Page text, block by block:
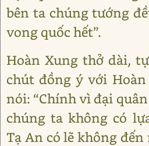
bên ta chúng tướng
vong quốc hết”.
Hoàn Xung thở dài,
chút đồng ý với
nói: “Chính vì đại
chúng ta không có
Tạ An có lẽ không